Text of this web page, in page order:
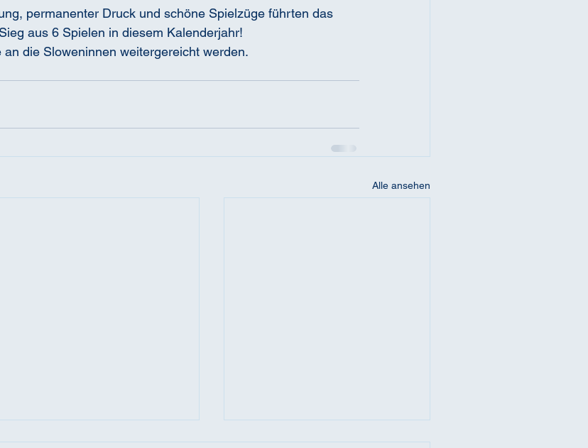
permanenter Druck und schöne Spielzüge führten das
aus 6 Spielen in diesem Kalenderjahr!
die Sloweninnen weitergereicht werden.
Alle ansehen